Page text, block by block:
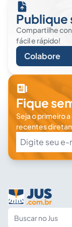
Publique
Compartilhe
fácil e rápido!
Colabore
Fique
Seja o primeiro
recentes